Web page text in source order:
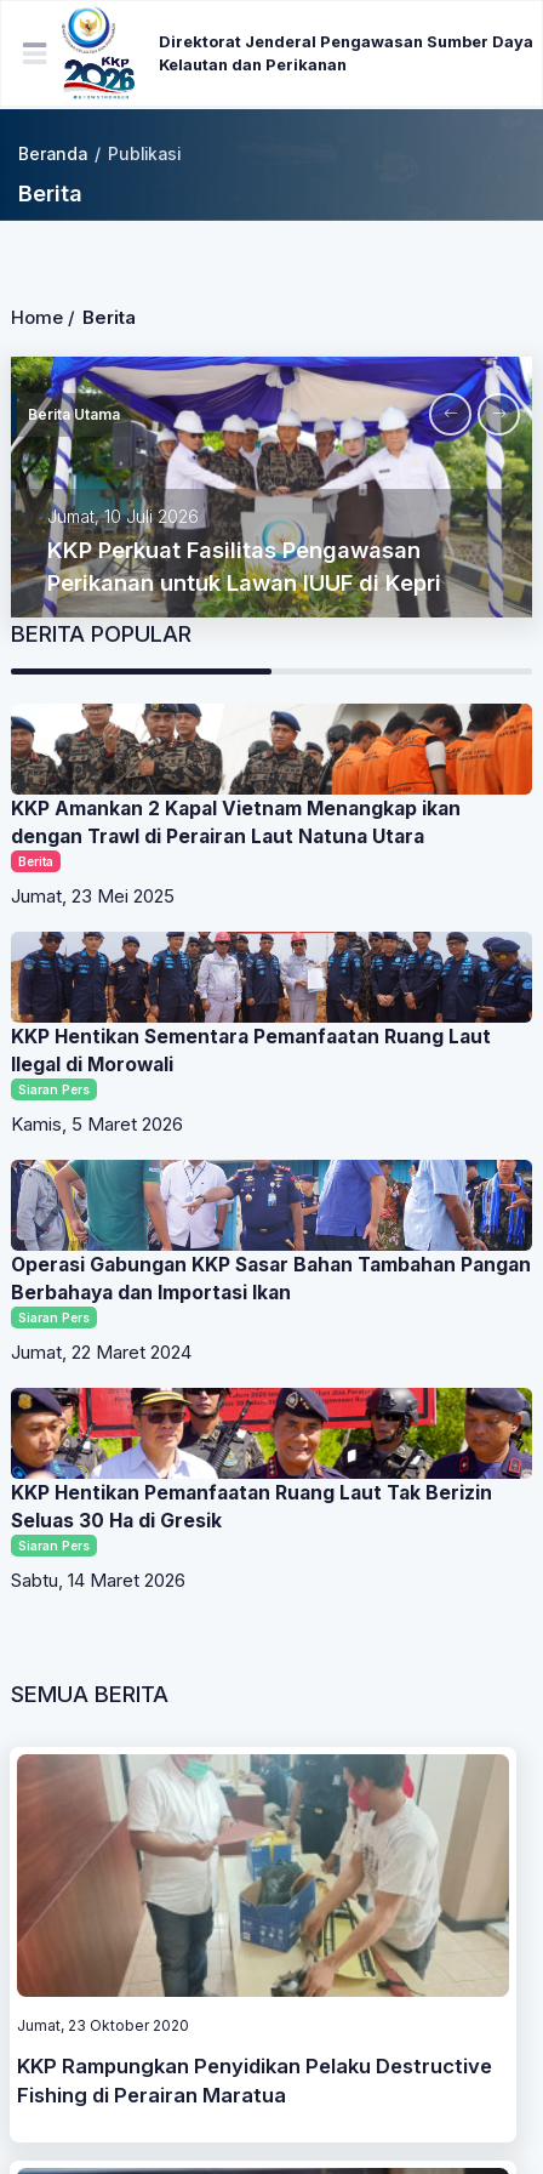
Direktorat Jenderal Pengawasan Sumber Daya
Kelautan dan Perikanan
Beranda / Publikasi
Berita
Home / Berita
Jumat, 10 Juli 2026
KKP Perkuat Fasilitas Pengawasan
Perikanan untuk Lawan IUUF di Kepri
Berita Utama
BERITA POPULAR
KKP Amankan 2 Kapal Vietnam Menangkap ikan
dengan Trawl di Perairan Laut Natuna Utara
Berita
Jumat, 23 Mei 2025
KKP Hentikan Sementara Pemanfaatan Ruang Laut
Ilegal di Morowali
Siaran Pers
Kamis, 5 Maret 2026
Operasi Gabungan KKP Sasar Bahan Tambahan Pangan
Berbahaya dan Importasi Ikan
Siaran Pers
Jumat, 22 Maret 2024
KKP Hentikan Pemanfaatan Ruang Laut Tak Berizin
Seluas 30 Ha di Gresik
Siaran Pers
Sabtu, 14 Maret 2026
SEMUA BERITA
Jumat, 23 Oktober 2020
KKP Rampungkan Penyidikan Pelaku Destructive
Fishing di Perairan Maratua